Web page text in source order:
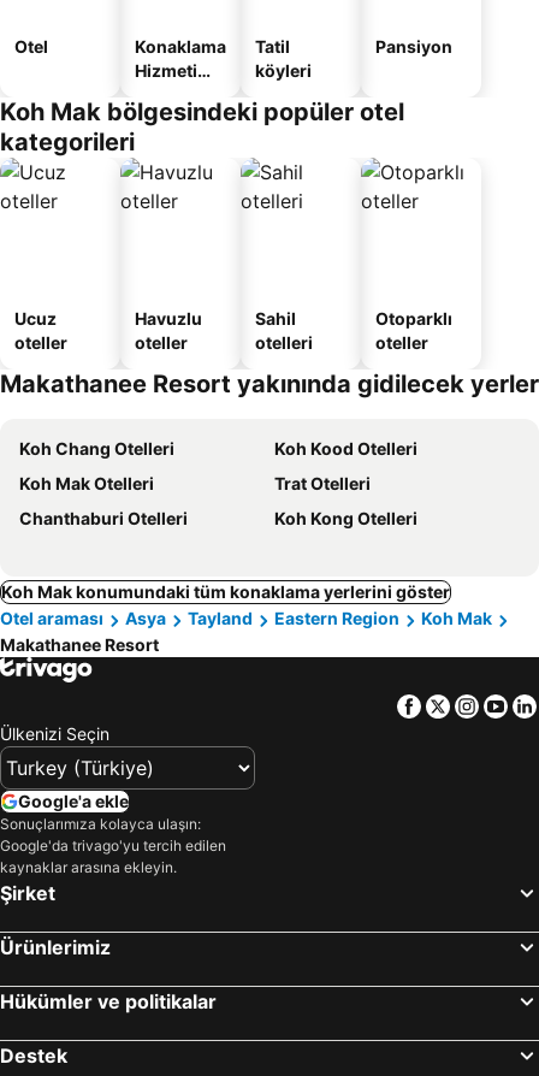
Otel
Konaklama
Hizmeti
Apart
Tatil
köyleri
Pansiyon
Koh Mak bölgesindeki popüler otel
kategorileri
Ucuz
oteller
Havuzlu
oteller
Sahil
otelleri
Otoparklı
oteller
Makathanee Resort yakınında gidilecek yerler
Koh Chang Otelleri
Koh Kood Otelleri
Koh Mak Otelleri
Trat Otelleri
Chanthaburi Otelleri
Koh Kong Otelleri
Koh Mak konumundaki tüm konaklama yerlerini göster
Otel araması
Asya Tayland Eastern Region
Koh Mak
Makathanee Resort
Facebook
Twitter
Ülkenizi Seçin
Google'a ekle
Sonuçlarımıza kolayca ulaşın:
Google'da trivago'yu tercih edilen
kaynaklar arasına ekleyin.
Şirket
Ürünlerimiz
Hükümler ve politikalar
Destek